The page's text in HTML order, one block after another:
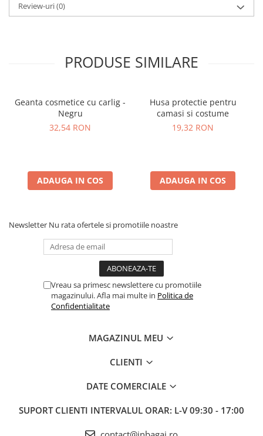
Review-uri(0)
PRODUSE SIMILARE
Geanta cosmetice cu carlig -
Negru
32,54 RON
ADAUGA IN COS
Husa protectie pentru
camasi si costume
19,32 RON
ADAUGA IN COS
Newsletter Nu rata ofertele si promotiile noastre
Vreau sa primesc newslettere cu promotiile
magazinului. Afla mai multe in Politica de
Confidentialitate
MAGAZINUL MEU
CLIENTI
DATE COMERCIALE
SUPORT CLIENTI INTERVALUL ORAR: L-V 09:30 - 17:00